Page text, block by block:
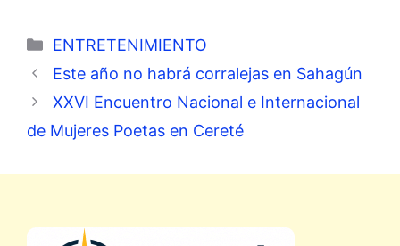
Categorías
ENTRETENIMIENTO
Este año no habrá corralejas en Sahagún
XXVI Encuentro Nacional e Internacional
de Mujeres Poetas en Cereté